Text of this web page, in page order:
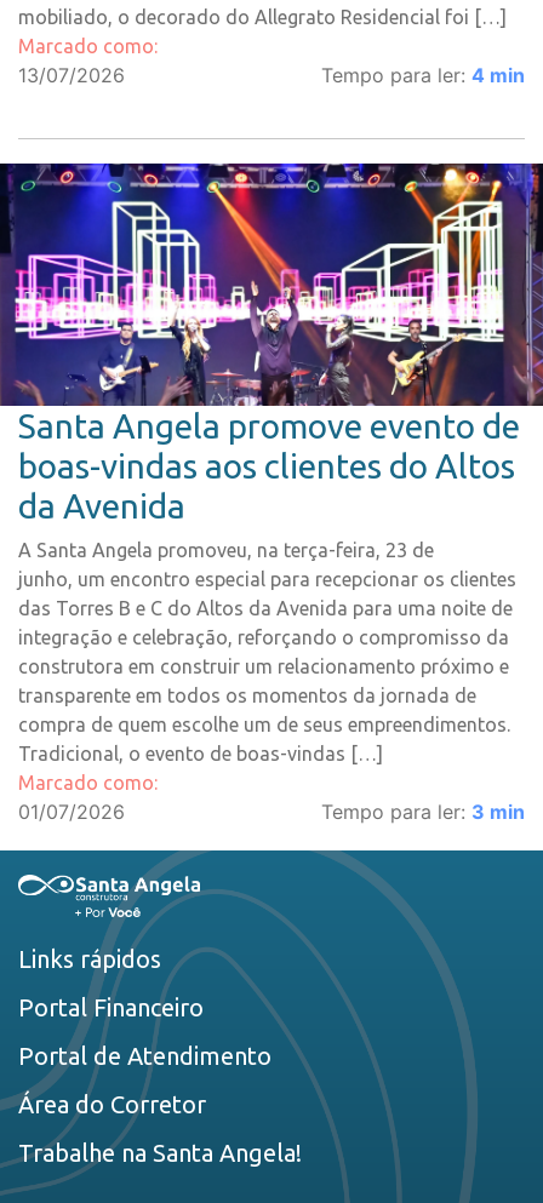
mobiliado, o decorado do Allegrato Residencial foi […]
Marcado como:
13/07/2026 Tempo para ler: 4 min
Santa Angela promove evento de
boas-vindas aos clientes do Altos
da Avenida
A Santa Angela promoveu, na terça-feira, 23 de
junho, um encontro especial para recepcionar os clientes
das Torres B e C do Altos da Avenida para uma noite de
integração e celebração, reforçando o compromisso da
construtora em construir um relacionamento próximo e
transparente em todos os momentos da jornada de
compra de quem escolhe um de seus empreendimentos.
Tradicional, o evento de boas-vindas […]
Marcado como:
01/07/2026 Tempo para ler: 3 min
Links rápidos
Portal Financeiro
Portal de Atendimento
Área do Corretor
Trabalhe na Santa Angela!